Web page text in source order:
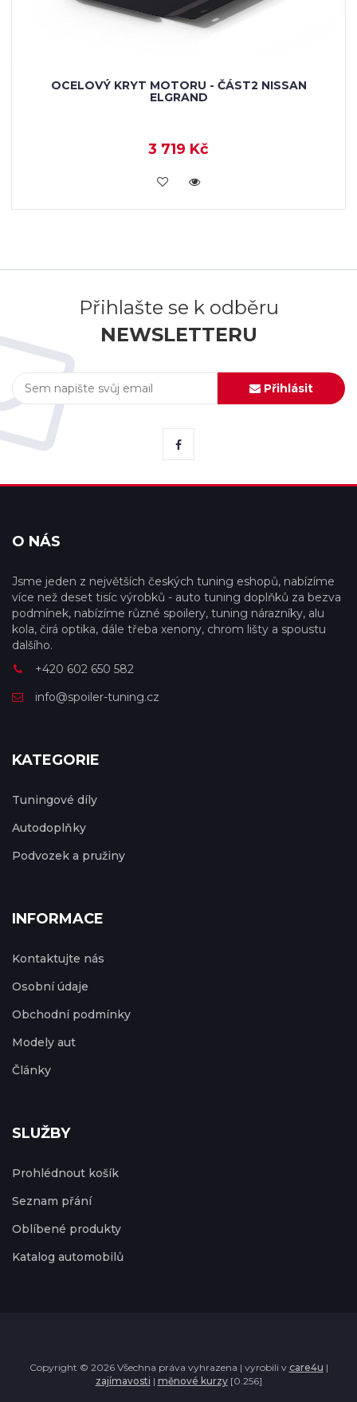
OCELOVÝ KRYT MOTORU - ČÁST2 NISSAN
ELGRAND
3 719 Kč
KOUPIT
Přihlašte se k odběru
NEWSLETTERU
Přihlásit
O NÁS
Jsme jeden z největších českých tuning eshopů, nabízíme
více než deset tisíc výrobků - auto tuning doplňků za bezva
podmínek, nabízíme různé spoilery, tuning nárazníky, alu
kola, čirá optika, dále třeba xenony, chrom lišty a spoustu
dalšího.
+420 602 650 582
info@spoiler-tuning.cz
KATEGORIE
Tuningové díly
Autodoplňky
Podvozek a pružiny
INFORMACE
Kontaktujte nás
Osobní údaje
Obchodní podmínky
Modely aut
Články
SLUŽBY
Prohlédnout košík
Seznam přání
Oblíbené produkty
Katalog automobilů
Copyright © 2026 Všechna práva vyhrazena | vyrobili v care4u |
zajímavosti | měnové kurzy[0.256]